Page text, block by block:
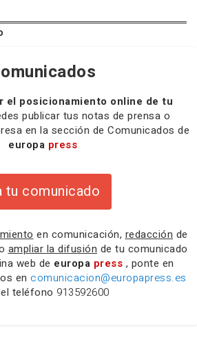
el posicionamiento online de tu
publicar tus notas de prensa o
en la sección de Comunicados de
europa press
tu comunicado
en comunicación, redacción de
ampliar la difusión de tu comunicado
web de europa press , ponte en
en comunicacion@europapress.es
teléfono 913592600